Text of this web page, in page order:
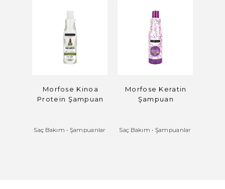
Morfose Kinoa
Protein Şampuan
Saç Bakım • Şampuanlar
Morfose Keratin
Şampuan
Saç Bakım • Şampuanlar